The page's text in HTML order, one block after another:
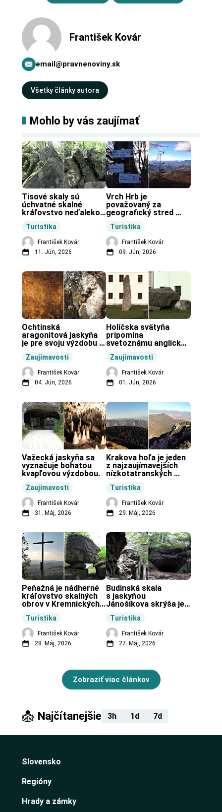
František Kovár
email@pravnenoviny.sk
Všetky články autora
Mohlo by vás zaujímať
Turistika
Tisové skaly sú
úchvatné skalné
kráľovstvo neďaleko
František Kovár
11. Jún, 2026
Turistika
Vrch Hrb je
považovaný za
geografický stred
František Kovár
09. Jún, 2026
Zaujímavosti
Ochtinská
aragonitová jaskyňa
je pre svoju výzdobu
vo svete.
František Kovár
04. Jún, 2026
Zaujímavosti
Holíčska svätyňa
pripomína
svetoznámu anglickú
František Kovár
01. Jún, 2026
Zaujímavosti
Važecká jaskyňa sa
vyznačuje bohatou
kvapľovou výzdobou.
František Kovár
31. Máj, 2026
Turistika
Krakova hoľa je jeden
z najzaujímavejších
nízkotatranských
František Kovár
29. Máj, 2026
Turistika
Peňažná je nádherné
kráľovstvo skalných
obrov v Kremnických
František Kovár
28. Máj, 2026
Turistika
Budinská skala
s jaskyňou
Jánošíkova skrýša je
obci Budiná.
František Kovár
27. Máj, 2026
Zobraziť viac článkov
Najčítanejšie 3h 1d 7d
Slovensko
Regióny
Hrady a zámky